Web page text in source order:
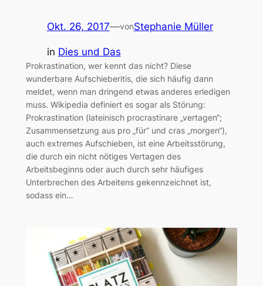
Okt. 26, 2017—vonStephanie Müller
in Dies und Das
Prokrastination, wer kennt das nicht? Diese
wunderbare Aufschieberitis, die sich häufig dann
meldet, wenn man dringend etwas anderes erledigen
muss. Wikipedia definiert es sogar als Störung:
Prokrastination (lateinisch procrastinare „vertagen“;
Zusammensetzung aus pro „für“ und cras „morgen“),
auch extremes Aufschieben, ist eine Arbeitsstörung,
die durch ein nicht nötiges Vertagen des
Arbeitsbeginns oder auch durch sehr häufiges
Unterbrechen des Arbeitens gekennzeichnet ist,
sodass ein…